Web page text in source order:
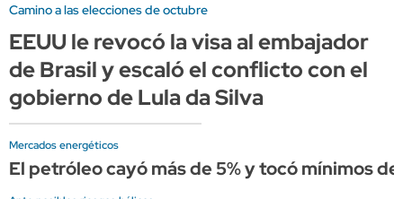
Camino a las elecciones de octubre
EEUU le revocó la visa al embajador
de Brasil y escaló el conflicto con el
gobierno de Lula da Silva
Mercados energéticos
El petróleo cayó más de 5% y tocó mínimos